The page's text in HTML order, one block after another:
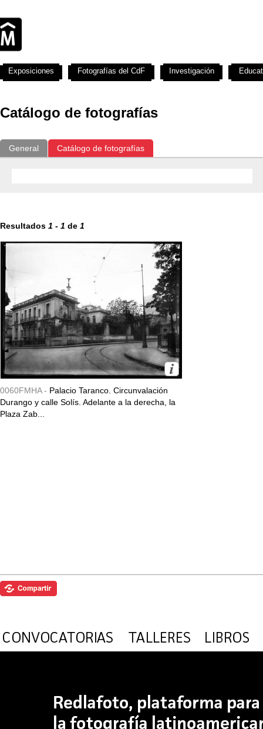
Catálogo de fotografías
General Catálogo de fotografías
Resultados 1 - 1 de 1
0060FMHA - Palacio Taranco. Circunvalación
Durango y calle Solís. Adelante a la derecha, la
Plaza Zab...
Exposiciones Fotografías del CdF Investigación